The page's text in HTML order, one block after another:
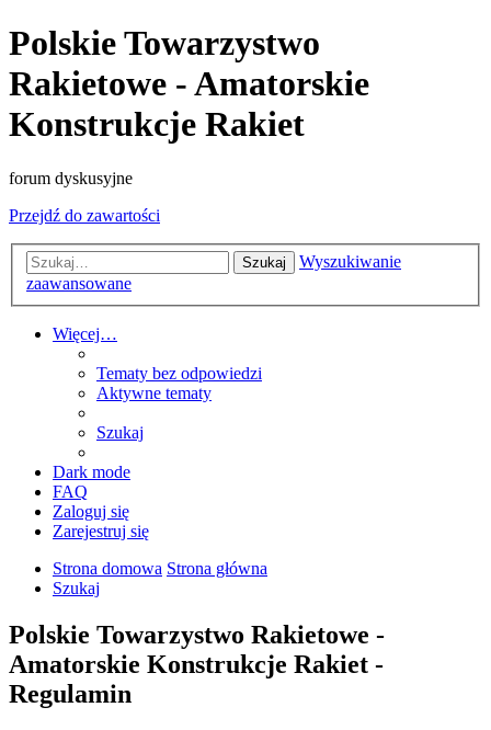
Polskie Towarzystwo
Rakietowe - Amatorskie
Konstrukcje Rakiet
forum dyskusyjne
Przejdź do zawartości
Szukaj
Wyszukiwanie
zaawansowane
Więcej…
Tematy bez odpowiedzi
Aktywne tematy
Szukaj
Dark mode
FAQ
Zaloguj się
Zarejestruj się
Strona domowa Strona główna
Szukaj
Polskie Towarzystwo Rakietowe -
Amatorskie Konstrukcje Rakiet -
Regulamin